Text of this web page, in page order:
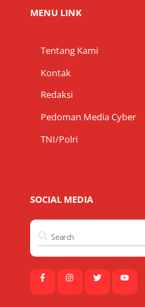
MENU LINK
Tentang Kami
Kontak
Redaksi
Pedoman Media Cyber
TNI/Polri
SOCIAL MEDIA